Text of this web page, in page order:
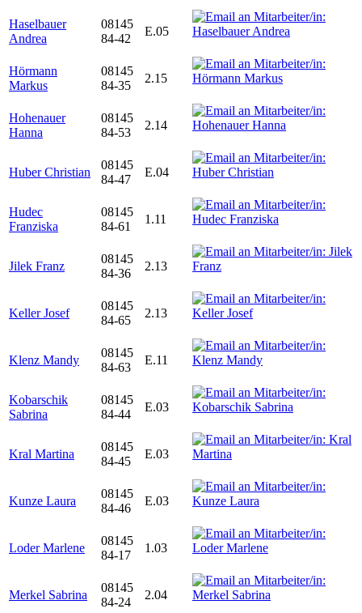
Haselbauer
Andrea
08145
84-42
E.05
Hörmann
Markus
08145
84-35
2.15
Hohenauer
Hanna
08145
84-53
2.14
Huber Christian
08145
84-47
E.04
Hudec
Franziska
08145
84-61
1.11
Jilek Franz
08145
84-36
2.13
Keller Josef
08145
84-65
2.13
Klenz Mandy
08145
84-63
E.11
Kobarschik
Sabrina
08145
84-44
E.03
Kral Martina
08145
84-45
E.03
Kunze Laura
08145
84-46
E.03
Loder Marlene
08145
84-17
1.03
Merkel Sabrina
08145
84-24
2.04